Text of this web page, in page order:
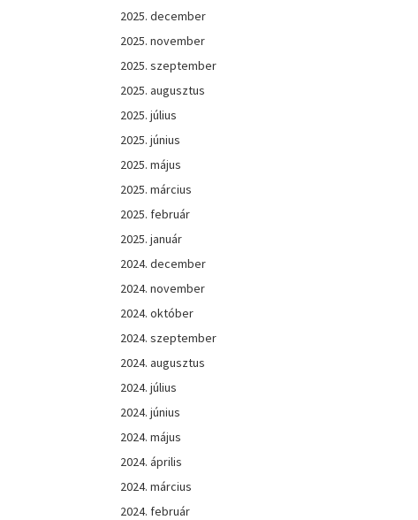
2025. december
2025. november
2025. szeptember
2025. augusztus
2025. július
2025. június
2025. május
2025. március
2025. február
2025. január
2024. december
2024. november
2024. október
2024. szeptember
2024. augusztus
2024. július
2024. június
2024. május
2024. április
2024. március
2024. február